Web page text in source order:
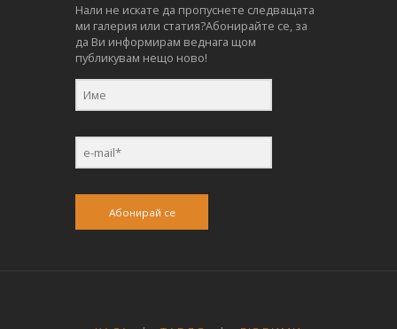
Нали не искате да пропуснете следващата
ми галерия или статия?Абонирайте се, за
да Ви информирам веднага щом
публикувам нещо ново!
Абонирай се